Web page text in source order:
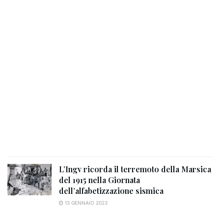
L’Ingv ricorda il terremoto della Marsica
del 1915 nella Giornata
dell’alfabetizzazione sismica
13 GENNAIO 2023